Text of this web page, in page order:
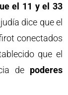
el 11 y el 33
dice que el
conectados
que el
de poderes